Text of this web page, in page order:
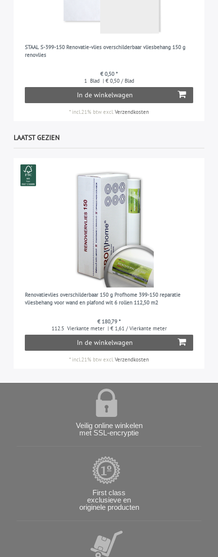
STAAL S-399-150 Renovatie-vlies overschilderbaar vliesbehang 150 g
renovlies
€ 0,50 *
1 Blad | € 0,50 / Blad
In de winkelwagen
* incl.21% btw excl.Verzendkosten
LAATST GEZIEN
Renovatievlies overschilderbaar 150 g Profhome 399-150 reparatie
vliesbehang voor wand en plafond wit 6 rollen 112,50 m2
€ 180,79 *
112.5 Vierkante meter | € 1,61 / Vierkante meter
In de winkelwagen
* incl.21% btw excl.Verzendkosten
Veilig online winkelen
met SSL-encryptie
First class
exclusieve en
originele producten